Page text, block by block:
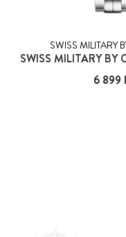
SWISS MILITARY
Pris:6
6 899